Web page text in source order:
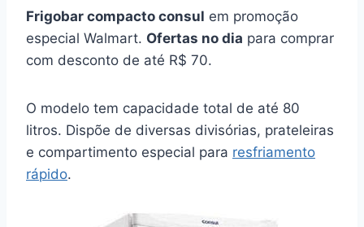
Frigobar compacto consul em promoção
especial Walmart. Ofertas no dia para comprar
com desconto de até R$ 70.
O modelo tem capacidade total de até 80
litros. Dispõe de diversas divisórias, prateleiras
e compartimento especial para resfriamento
rápido.